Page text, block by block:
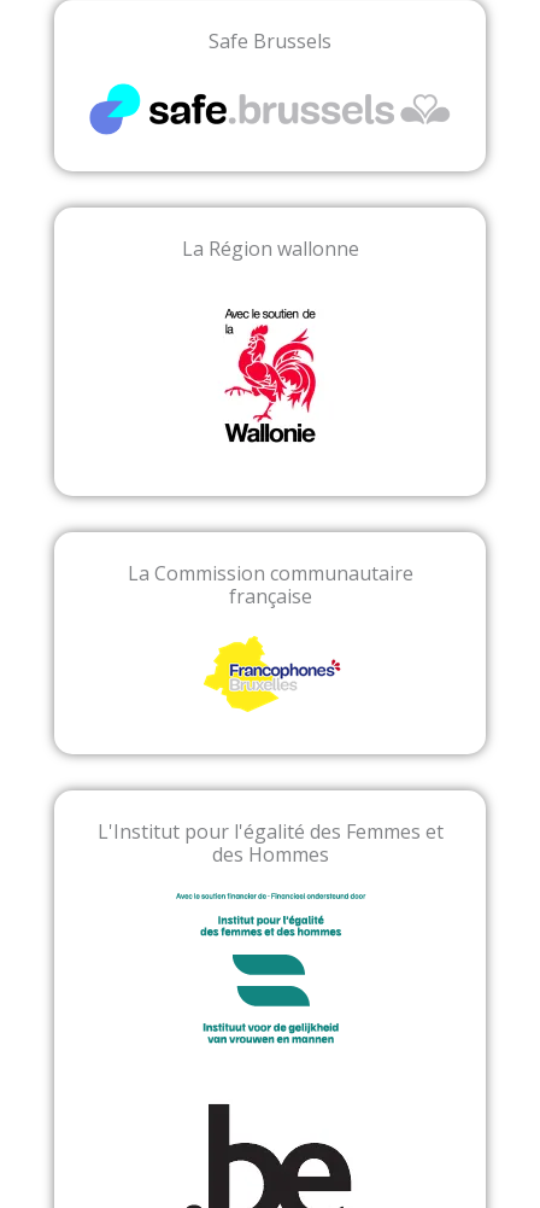
Safe Brussels
La Région wallonne
La Commission communautaire
française
L'Institut pour l'égalité des Femmes et
des Hommes